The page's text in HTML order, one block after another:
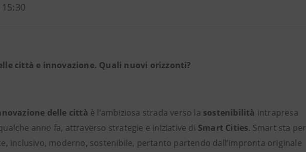
città e innovazione. Quali nuovi orizzonti?
delle città è l’ambiziosa strada verso la sostenibilità intrapresa
anno fa, attraverso strategie e iniziative di Smart Cities. Smart sta per
inclusivo, moderno, sostenibile, pertanto partendo dall’impronta originale